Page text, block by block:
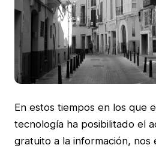
En estos tiempos en los que
tecnología ha posibilitado el
gratuito a la información, nos